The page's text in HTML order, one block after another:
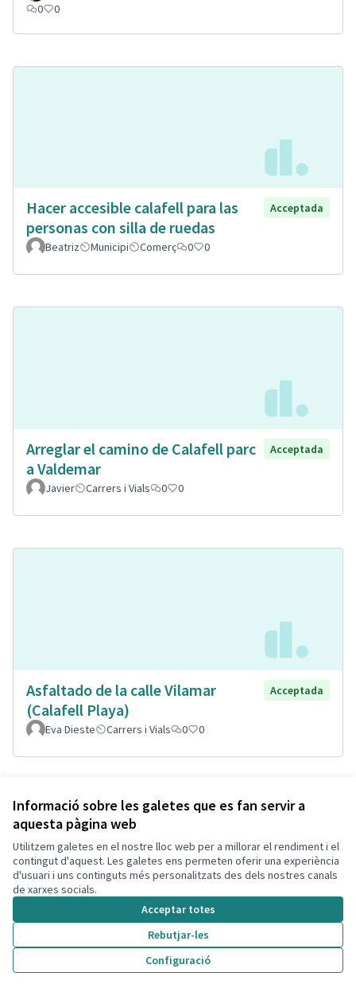
Informació sobre les galetes que es fan servir a
aquesta pàgina web
Utilitzem galetes en el nostre lloc web per a millorar el rendiment i el
contingut d'aquest. Les galetes ens permeten oferir una experiència
d'usuari i uns continguts més personalitzats des dels nostres canals
de xarxes socials.
Acceptar totes
Rebutjar-les
Configuració
0
0
Hacer accesible calafell para las
personas con silla de ruedas
Acceptada
Beatriz Municipi Comerç 0 0
Arreglar el camino de Calafell parc
a Valdemar
Acceptada
Javier Carrers i Vials 0 0
Asfaltado de la calle Vilamar
(Calafell Playa)
Acceptada
Eva Dieste Carrers i Vials 0 0
Remodelació total de la plaça de
l'estació Segur, plaça de Lola
Boronat